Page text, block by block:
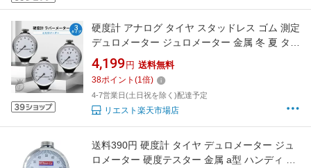
硬度計 アナログ タイヤ スタッドレス ゴム 測定
デュロメーター ジュロメーター 金属 冬 夏 タイ
ヤ シリコン ワックス ゴム ロール ホース A型 O
型 D型
4,199 円 送料無料
38ポイント (1倍)
4-7営業日(土日祝を除く)配達予定
リエスト楽天市場店
送料390円 硬度計 タイヤ デュロメーター ジュ
ロメーター 硬度テスター 金属 a型 ハンディ ゴ